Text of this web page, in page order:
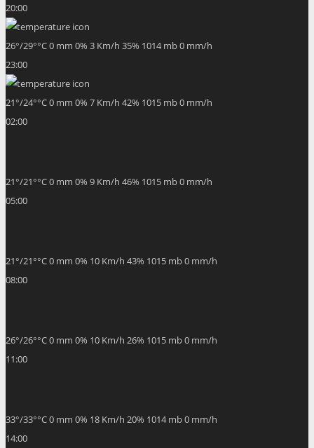
20:00
26°/29°°C0 mm 0% 3 Km/h 35% 1014 mb0 mm/h
23:00
21°/24°°C0 mm 0% 7 Km/h 42% 1015 mb0 mm/h
02:00
21°/21°°C0 mm 0% 9 Km/h 46% 1015 mb0 mm/h
05:00
21°/21°°C0 mm 0% 10 Km/h 43% 1015 mb0 mm/h
08:00
26°/26°°C0 mm 0% 10 Km/h 26% 1015 mb0 mm/h
11:00
33°/33°°C0 mm 0% 18 Km/h 20% 1014 mb0 mm/h
14:00